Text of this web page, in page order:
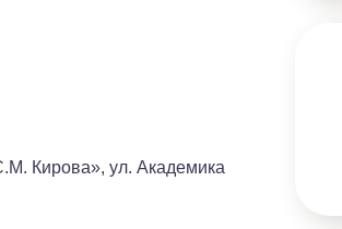
Кирова», ул. Академика